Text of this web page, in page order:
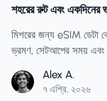
শহরের রুট এবং
মিশরের জন্য eSIM ডেটা
ভ্রমণ, সেটআপের সময় এবং
Alex A.
৭ এপ্রি, ২০২৬